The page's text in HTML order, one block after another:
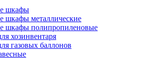
шкафы
шкафы металлические
шкафы полипропиленовые
хозинвентаря
газовых баллонов